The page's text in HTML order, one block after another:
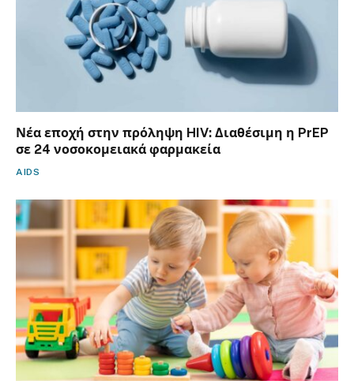
Νέα εποχή στην πρόληψη HIV: Διαθέσιμη η PrEP
σε 24 νοσοκομειακά φαρμακεία
AIDS